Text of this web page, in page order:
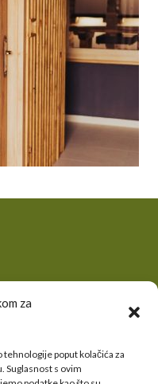
za
poput kolačića za
Suglasnost s ovim